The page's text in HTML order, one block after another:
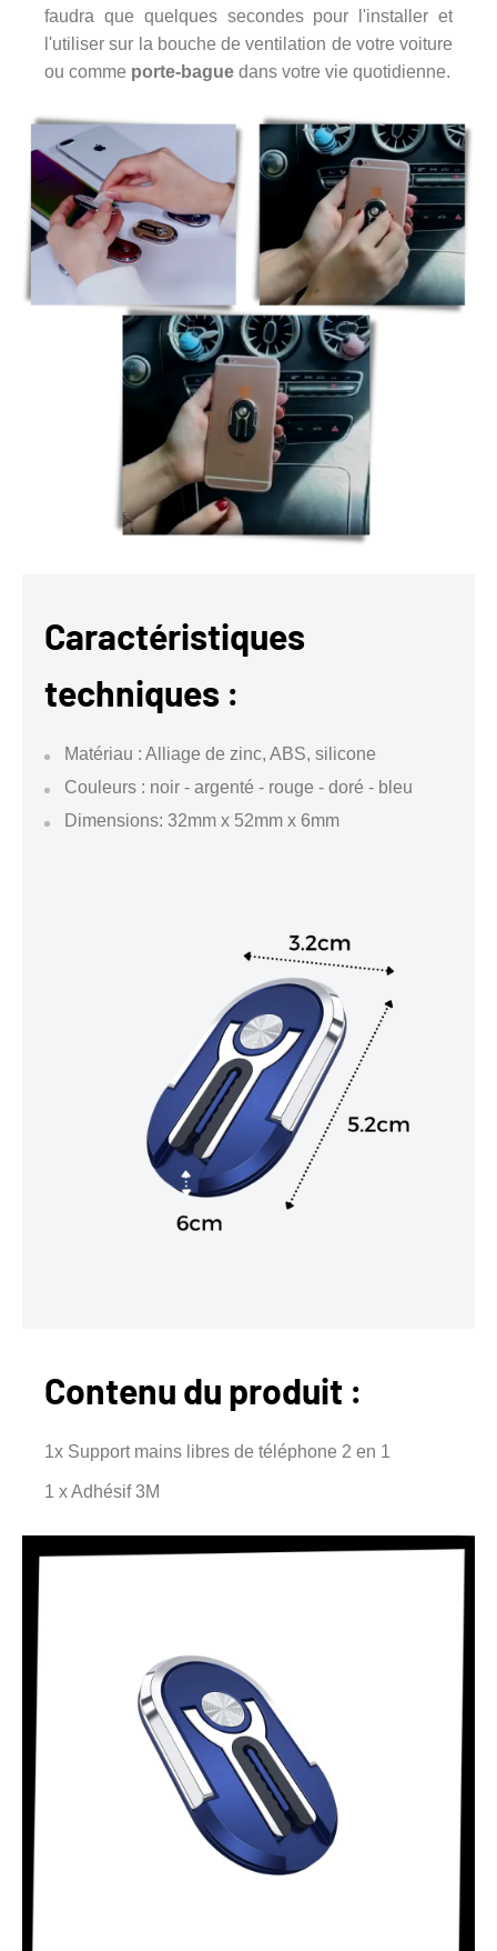
faudra que quelques secondes pour l'installer et
l'utiliser sur la bouche de ventilation de votre voiture
ou comme porte-bague dans votre vie quotidienne.
Caractéristiques
techniques :
Matériau : Alliage de zinc, ABS, silicone
Couleurs : noir - argenté - rouge - doré - bleu
Dimensions: 32mm x 52mm x 6mm
Contenu du produit :
1x Support mains libres de téléphone 2 en 1
1 x Adhésif 3M